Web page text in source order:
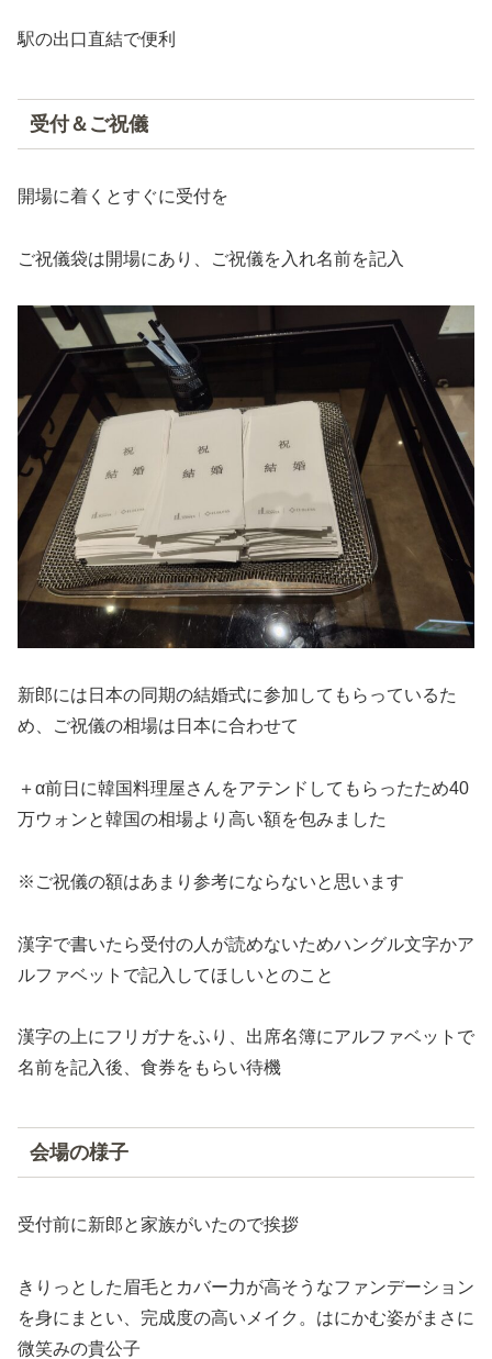
駅の出口直結で便利
受付＆ご祝儀
開場に着くとすぐに受付を
ご祝儀袋は開場にあり、ご祝儀を入れ名前を記入
新郎には日本の同期の結婚式に参加してもらっているた
め、ご祝儀の相場は日本に合わせて
＋α前日に韓国料理屋さんをアテンドしてもらったため40
万ウォンと韓国の相場より高い額を包みました
※ご祝儀の額はあまり参考にならないと思います
漢字で書いたら受付の人が読めないためハングル文字かア
ルファベットで記入してほしいとのこと
漢字の上にフリガナをふり、出席名簿にアルファベットで
名前を記入後、食券をもらい待機
会場の様子
受付前に新郎と家族がいたので挨拶
きりっとした眉毛とカバー力が高そうなファンデーション
を身にまとい、完成度の高いメイク。はにかむ姿がまさに
微笑みの貴公子